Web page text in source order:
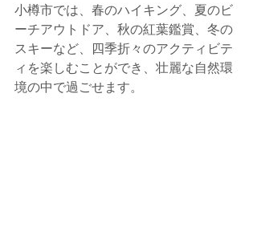
小樽市では、春のハイキング、夏のビ
ーチアウトドア、秋の紅葉鑑賞、冬の
スキーなど、四季折々のアクティビテ
ィを楽しむことができ、壮麗な自然環
境の中で過ごせます。